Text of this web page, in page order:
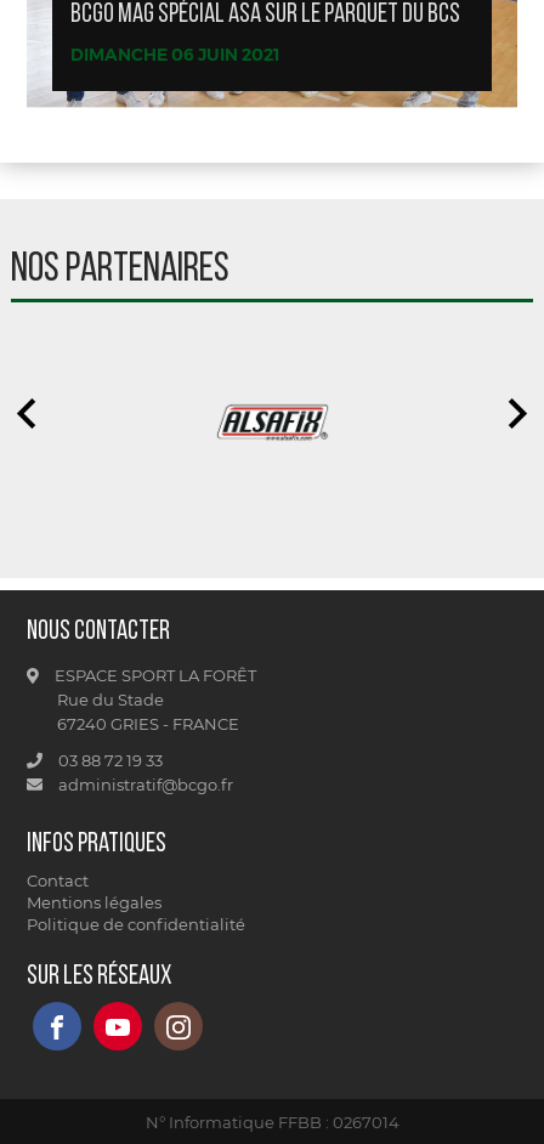
BCGO MAG SPÉCIAL ASA SUR LE PARQUET DU BCS
DIMANCHE 06 JUIN 2021
NOS PARTENAIRES
Nous contacter
ESPACE SPORT LA FORÊT
Rue du Stade
67240 GRIES - FRANCE
03 88 72 19 33
administratif@bcgo.fr
Infos pratiques
Contact
Mentions légales
Politique de confidentialité
Sur les réseaux
N° Informatique FFBB : 0267014